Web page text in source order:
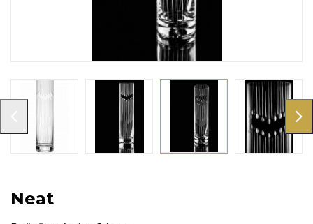
Neat